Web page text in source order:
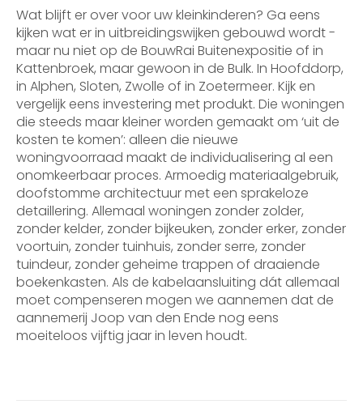
Wat blijft er over voor uw kleinkinderen? Ga eens
kijken wat er in uitbreidingswijken gebouwd wordt -
maar nu niet op de BouwRai Buitenexpositie of in
Kattenbroek, maar gewoon in de Bulk. In Hoofddorp,
in Alphen, Sloten, Zwolle of in Zoetermeer. Kijk en
vergelijk eens investering met produkt. Die woningen
die steeds maar kleiner worden gemaakt om ‘uit de
kosten te komen’: alleen die nieuwe
woningvoorraad maakt de individualisering al een
onomkeerbaar proces. Armoedig materiaalgebruik,
doofstomme architectuur met een sprakeloze
detaillering. Allemaal woningen zonder zolder,
zonder kelder, zonder bijkeuken, zonder erker, zonder
voortuin, zonder tuinhuis, zonder serre, zonder
tuindeur, zonder geheime trappen of draaiende
boekenkasten. Als de kabelaansluiting dát allemaal
moet compenseren mogen we aannemen dat de
aannemerij Joop van den Ende nog eens
moeiteloos vijftig jaar in leven houdt.